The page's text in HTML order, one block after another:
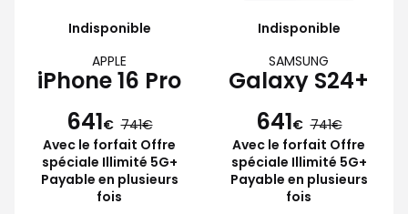
Indisponible
APPLE
iPhone 16 Pro
641€ 741
Avec le forfait Offre
spéciale Illimité 5G+
Payable en plusieurs
fois
Indisponible
SAMSUNG
Galaxy S24+
641€ 741
Avec le forfait Offre
spéciale Illimité 5G+
Payable en plusieurs
fois